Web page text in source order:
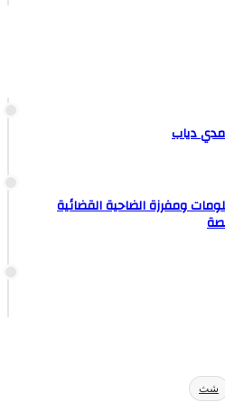
دياب
ومفرزة الضاحية القضائية
شث